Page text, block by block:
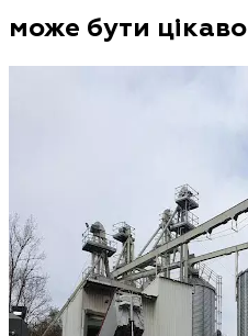
може бути цікаво